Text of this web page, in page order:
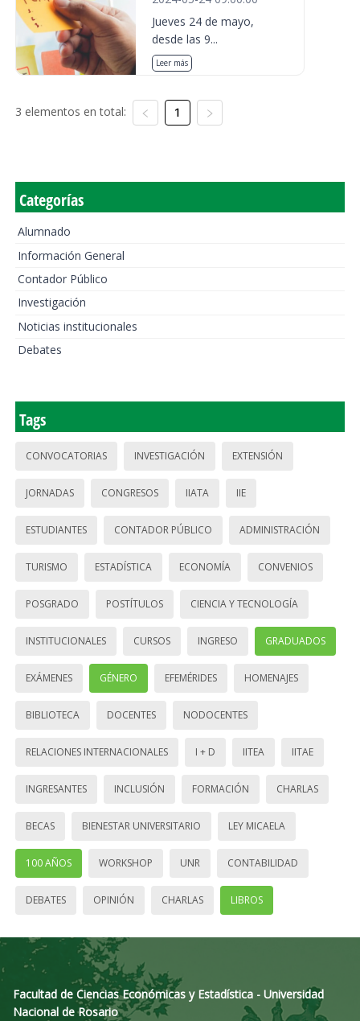
Jueves 24 de mayo,
desde las 9...
Leer más
3 elementos en total: 1
Categorías
Alumnado
Información General
Contador Público
Investigación
Noticias institucionales
Debates
Tags
CONVOCATORIAS INVESTIGACIÓN EXTENSIÓN
JORNADAS CONGRESOS IIATA IIE
ESTUDIANTES CONTADOR PÚBLICO ADMINISTRACIÓN
TURISMO ESTADÍSTICA ECONOMÍA CONVENIOS
POSGRADO POSTÍTULOS CIENCIA Y TECNOLOGÍA
INSTITUCIONALES CURSOS INGRESO GRADUADOS
EXÁMENES GÉNERO EFEMÉRIDES HOMENAJES
BIBLIOTECA DOCENTES NODOCENTES
RELACIONES INTERNACIONALES I + D IITEA IITAE
INGRESANTES INCLUSIÓN FORMACIÓN CHARLAS
BECAS BIENESTAR UNIVERSITARIO LEY MICAELA
100 AÑOS WORKSHOP UNR CONTABILIDAD
DEBATES OPINIÓN CHARLAS LIBROS
Facultad de Ciencias Económicas y Estadística - Universidad
Nacional de Rosario